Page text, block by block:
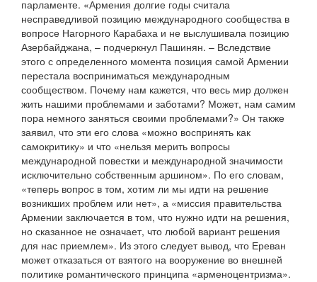
парламенте. «Армения долгие годы считала
несправедливой позицию международного сообщества в
вопросе Нагорного Карабаха и не выслушивала позицию
Азербайджана, – подчеркнул Пашинян. – Вследствие
этого с определенного момента позиция самой Армении
перестала восприниматься международным
сообществом. Почему нам кажется, что весь мир должен
жить нашими проблемами и заботами? Может, нам самим
пора немного заняться своими проблемами?» Он также
заявил, что эти его слова «можно воспринять как
самокритику» и что «нельзя мерить вопросы
международной повестки и международной значимости
исключительно собственным аршином». По его словам,
«теперь вопрос в том, хотим ли мы идти на решение
возникших проблем или нет», а «миссия правительства
Армении заключается в том, что нужно идти на решения,
но сказанное не означает, что любой вариант решения
для нас приемлем». Из этого следует вывод, что Ереван
может отказаться от взятого на вооружение во внешней
политике романтического принципа «арменоцентризма».